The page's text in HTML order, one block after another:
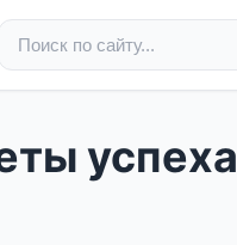
успеха